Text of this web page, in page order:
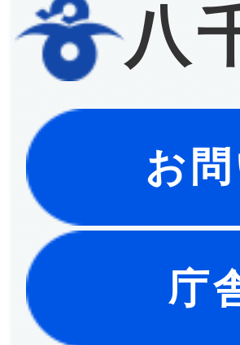
八
お
庁